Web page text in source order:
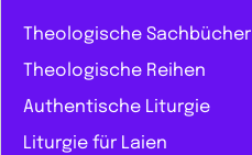
Theologische Sachbücher
Theologische Reihen
Authentische Liturgie
Liturgie für Laien